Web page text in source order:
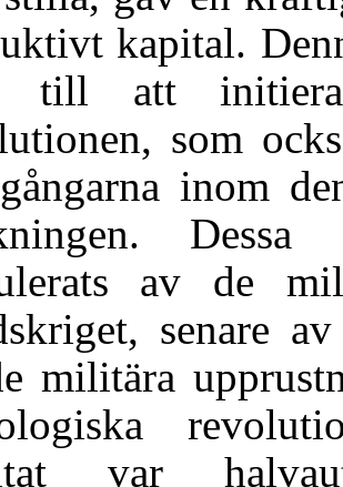
kapital.
till att initiera
som
inom
Dessa
av de
senare
militära
var